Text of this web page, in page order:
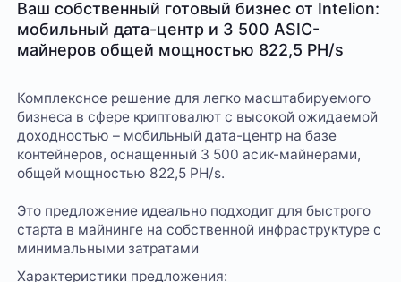
Ваш собственный готовый бизнес от Intelion:
мобильный дата-центр и 3 500 ASIC-
майнеров общей мощностью 822,5 PH/s
Комплексное решение для легко масштабируемого
бизнеса в сфере криптовалют с высокой ожидаемой
доходностью – мобильный дата-центр на базе
контейнеров, оснащенный 3 500 асик-майнерами,
общей мощностью 822,5 PH/s.
Это предложение идеально подходит для быстрого
старта в майнинге на собственной инфраструктуре с
минимальными затратами
Характеристики предложения: